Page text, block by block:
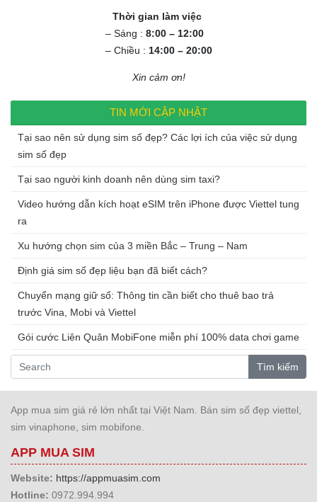
Thời gian làm việc
– Sáng : 8:00 – 12:00
– Chiều : 14:00 – 20:00
Xin cảm ơn!
TIN MỚI CẬP NHẬT
Tại sao nên sử dụng sim số đẹp? Các lợi ích của việc sử dụng
sim số đẹp
Tại sao người kinh doanh nên dùng sim taxi?
Video hướng dẫn kích hoạt eSIM trên iPhone được Viettel tung
ra
Xu hướng chọn sim của 3 miền Bắc – Trung – Nam
Định giá sim số đẹp liệu bạn đã biết cách?
Chuyển mạng giữ số: Thông tin cần biết cho thuê bao trả
trước Vina, Mobi và Viettel
Gói cước Liên Quân MobiFone miễn phí 100% data chơi game
Tìm kiếm
App mua sim giá rẻ lớn nhất tại Việt Nam. Bán sim số đẹp viettel,
sim vinaphone, sim mobifone.
APP MUA SIM
Website: https://appmuasim.com
Hotline: 0972.994.994